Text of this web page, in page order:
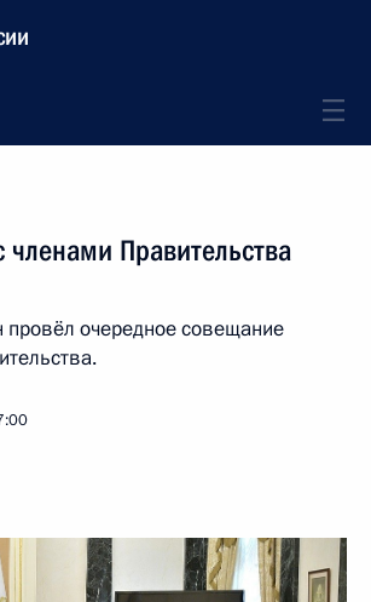
Правительства
провёл очередное совещание